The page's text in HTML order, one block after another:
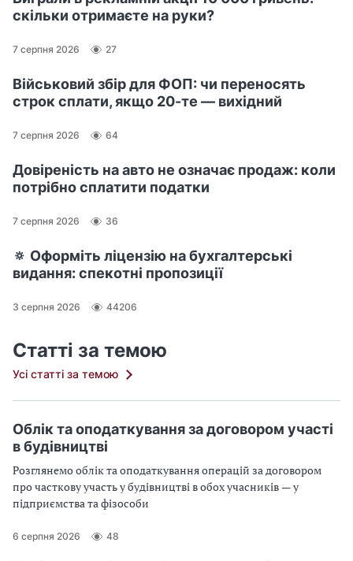
скільки отримаєте на руки?
7 серпня 2026 27
Військовий збір для ФОП: чи переносять
строк сплати, якщо 20-те — вихідний
7 серпня 2026 64
Довіреність на авто не означає продаж: коли
потрібно сплатити податки
7 серпня 2026 36
🔅 Оформіть ліцензію на бухгалтерські
видання: спекотні пропозиції
3 серпня 2026 44206
Статті за темою
Усі статті за темою
Облік та оподаткування за договором участі
в будівництві
Розглянемо облік та оподаткування операцій за договором
про часткову участь у будівництві в обох учасників — у
підприємства та фізособи
6 серпня 2026 48